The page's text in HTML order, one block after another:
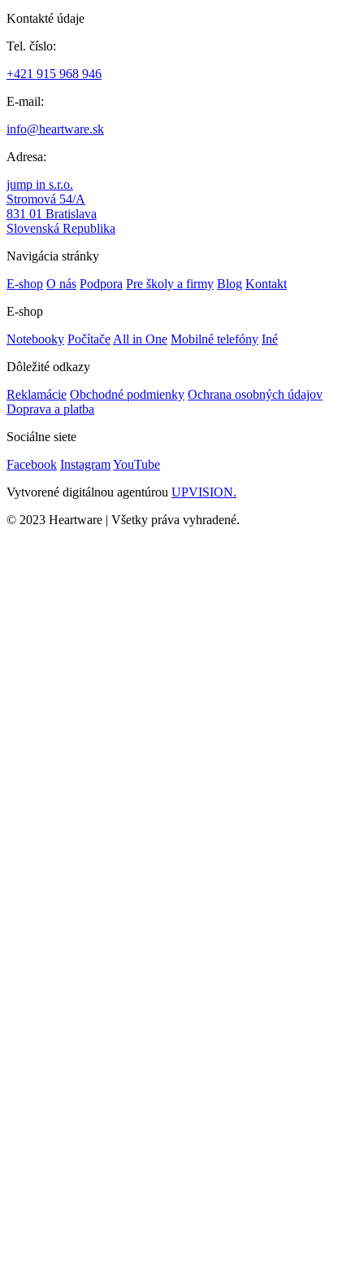
Kontakté údaje
Tel. číslo:
+421 915 968 946
E-mail:
info@heartware.sk
Adresa:
jump in s.r.o.
Stromová 54/A
831 01 Bratislava
Slovenská Republika
Navigácia stránky
E-shop O nás Podpora Pre školy a firmy Blog Kontakt
E-shop
Notebooky Počítače All in One Mobilné telefóny Iné
Dôležité odkazy
Reklamácie Obchodné podmienky Ochrana osobných údajov
Doprava a platba
Sociálne siete
Facebook InstagramYouTube
Vytvorené digitálnou agentúrou UPVISION.
© 2023 Heartware | Všetky práva vyhradené.